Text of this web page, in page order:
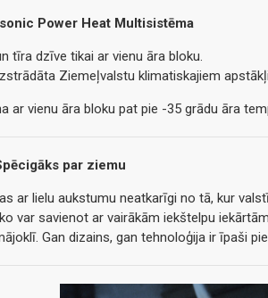
Power Heat Multisistēma
tīra dzīve tikai ar vienu āra bloku.
Ziemeļvalstu klimatiskajiem
ar vienu āra bloku pat pie -35 grādu āra
par ziemu
ar lielu aukstumu neatkarīgi no tā, kur
savienot ar vairākām iekštelpu
Gan dizains, gan tehnoloģija ir īpaši